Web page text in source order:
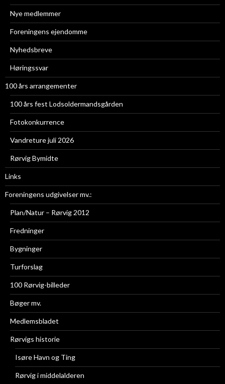
Nye medlemmer
Foreningens ejendomme
Nyhedsbreve
Høringssvar
100 års arrangementer
100 års fest Lodsoldermandsgården
Fotokonkurrence
Vandreture juli 2026
Rørvig Bymidte
Links
Foreningens udgivelser mv.:
Plan/Natur – Rørvig 2012
Fredninger
Bygninger
Turforslag
100 Rørvig-billeder
Bøger mv.
Medlemsbladet
Rørvigs historie
Isøre Havn og Ting
Rørvig i middelalderen